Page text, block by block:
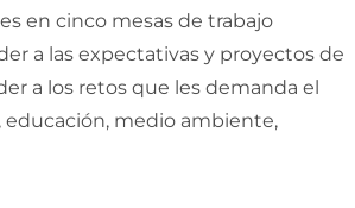
en cinco mesas de trabajo
a las expectativas y proyectos de
a los retos que les demanda el
medio ambiente,